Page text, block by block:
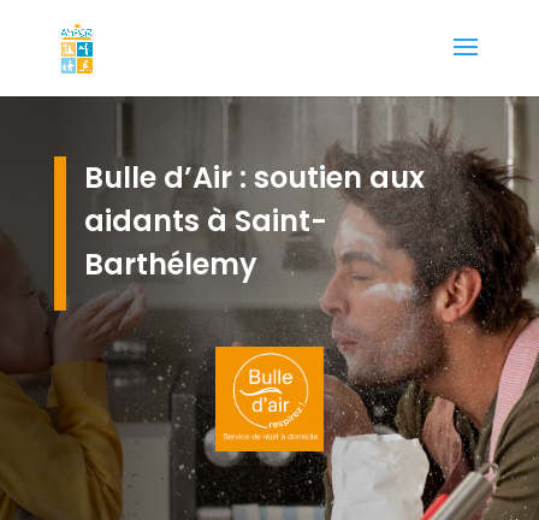
Bulle d’Air : soutien aux
aidants à Saint-
Barthélemy